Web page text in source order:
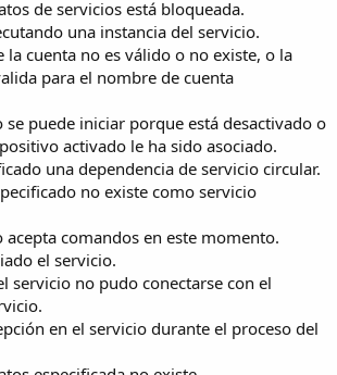
de servicios está bloqueada.
una instancia del servicio.
la cuenta no es válido o no existe, o la
para el nombre de cuenta
se puede iniciar porque está desactivado o
activado le ha sido asociado.
una dependencia de servicio circular.
no existe como servicio
acepta comandos en este momento.
el servicio.
servicio no pudo conectarse con el
en el servicio durante el proceso del